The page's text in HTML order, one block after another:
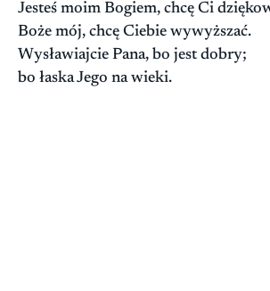
Jesteś moim Bogiem, chcę Ci
Boże mój, chcę Ciebie wywyższać.
Wysławiajcie Pana, bo jest dobry;
bo łaska Jego na wieki.